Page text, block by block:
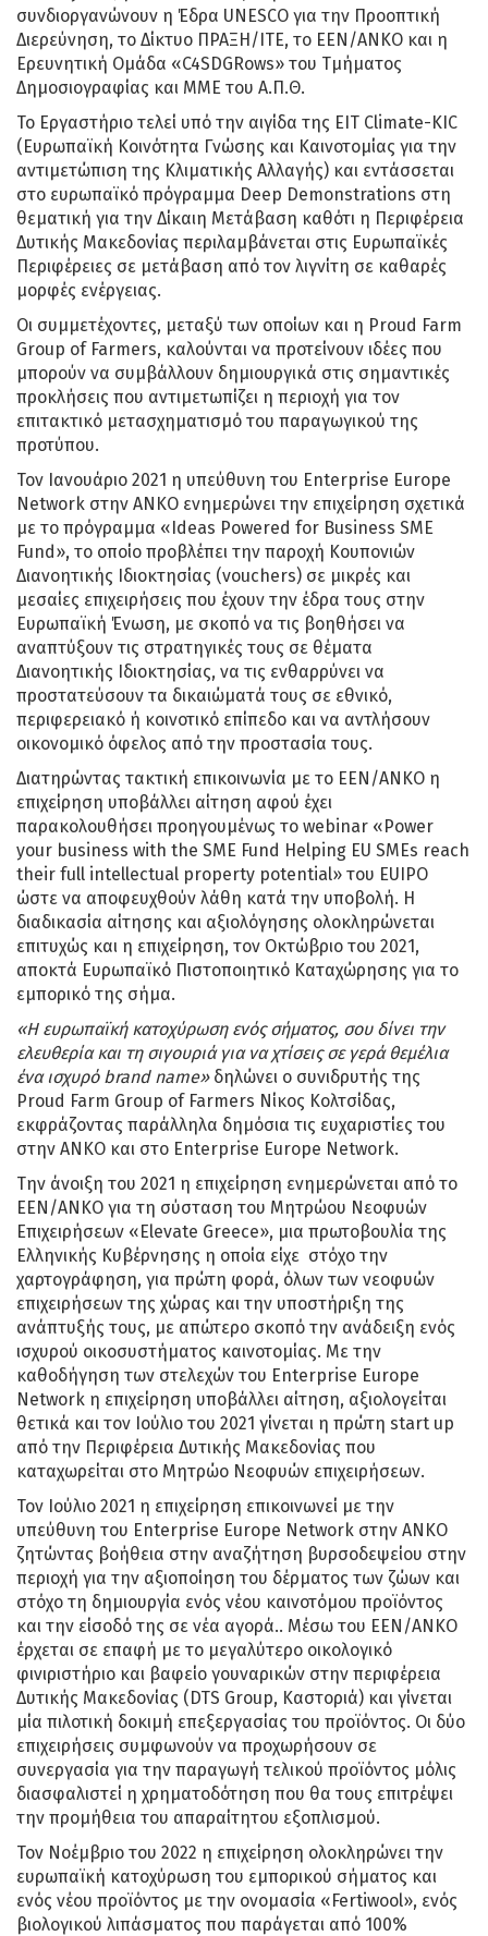
συνδιοργανώνουν η Έδρα UNESCO για την Προοπτική
Διερεύνηση, το Δίκτυο ΠΡΑΞΗ/ΙΤΕ, το ΕΕΝ/ΑΝΚΟ και η
Ερευνητική Ομάδα «C4SDGRows» του Τμήματος
Δημοσιογραφίας και ΜΜΕ του Α.Π.Θ.
Το Εργαστήριο τελεί υπό την αιγίδα της EIT Climate-KIC
(Ευρωπαϊκή Κοινότητα Γνώσης και Καινοτομίας για την
αντιμετώπιση της Κλιματικής Αλλαγής) και εντάσσεται
στο ευρωπαϊκό πρόγραμμα Deep Demonstrations στη
θεματική για την Δίκαιη Μετάβαση καθότι η Περιφέρεια
Δυτικής Μακεδονίας περιλαμβάνεται στις Ευρωπαϊκές
Περιφέρειες σε μετάβαση από τον λιγνίτη σε καθαρές
μορφές ενέργειας.
Οι συμμετέχοντες, μεταξύ των οποίων και η Proud Farm
Group of Farmers, καλούνται να προτείνουν ιδέες που
μπορούν να συμβάλλουν δημιουργικά στις σημαντικές
προκλήσεις που αντιμετωπίζει η περιοχή για τον
επιτακτικό μετασχηματισμό του παραγωγικού της
προτύπου.
Τον Ιανουάριο 2021 η υπεύθυνη του Enterprise Europe
Network στην ΑΝΚΟ ενημερώνει την επιχείρηση σχετικά
με το πρόγραμμα «Ideas Powered for Business SME
Fund», το οποίο προβλέπει την παροχή Κουπονιών
Διανοητικής Ιδιοκτησίας (vouchers) σε μικρές και
μεσαίες επιχειρήσεις που έχουν την έδρα τους στην
Ευρωπαϊκή Ένωση, με σκοπό να τις βοηθήσει να
αναπτύξουν τις στρατηγικές τους σε θέματα
Διανοητικής Ιδιοκτησίας, να τις ενθαρρύνει να
προστατεύσουν τα δικαιώματά τους σε εθνικό,
περιφερειακό ή κοινοτικό επίπεδο και να αντλήσουν
οικονομικό όφελος από την προστασία τους.
Διατηρώντας τακτική επικοινωνία με το ΕΕΝ/ΑΝΚΟ η
επιχείρηση υποβάλλει αίτηση αφού έχει
παρακολουθήσει προηγουμένως το webinar «Power
your business with the SME Fund Helping EU SMEs reach
their full intellectual property potential» του EUIPO
ώστε να αποφευχθούν λάθη κατά την υποβολή. H
διαδικασία αίτησης και αξιολόγησης ολοκληρώνεται
επιτυχώς και η επιχείρηση, τον Οκτώβριο του 2021,
αποκτά Ευρωπαϊκό Πιστοποιητικό Καταχώρησης για το
εμπορικό της σήμα.
«Η ευρωπαϊκή κατοχύρωση ενός σήματος, σου δίνει την
ελευθερία και τη σιγουριά για να χτίσεις σε γερά θεμέλια
ένα ισχυρό brand name»δηλώνει ο συνιδρυτής της
Proud Farm Group of Farmers Νίκος Κολτσίδας,
εκφράζοντας παράλληλα δημόσια τις ευχαριστίες του
στην ΑΝΚΟ και στο Enterprise Europe Network.
Την άνοιξη του 2021 η επιχείρηση ενημερώνεται από το
ΕΕΝ/ΑΝΚΟ για τη σύσταση του Μητρώου Νεοφυών
Επιχειρήσεων «Elevate Greece», μια πρωτοβουλία της
Ελληνικής Κυβέρνησης η οποία είχε στόχο την
χαρτογράφηση, για πρώτη φορά, όλων των νεοφυών
επιχειρήσεων της χώρας και την υποστήριξη της
ανάπτυξής τους, με απώτερο σκοπό την ανάδειξη ενός
ισχυρού οικοσυστήματος καινοτομίας. Με την
καθοδήγηση των στελεχών του Enterprise Europe
Network η επιχείρηση υποβάλλει αίτηση, αξιολογείται
θετικά και τον Ιούλιο του 2021 γίνεται η πρώτη start up
από την Περιφέρεια Δυτικής Μακεδονίας που
καταχωρείται στο Μητρώο Νεοφυών επιχειρήσεων.
Τον Ιούλιο 2021 η επιχείρηση επικοινωνεί με την
υπεύθυνη του Enterprise Europe Network στην ΑΝΚΟ
ζητώντας βοήθεια στην αναζήτηση βυρσοδεψείου στην
περιοχή για την αξιοποίηση του δέρματος των ζώων και
στόχο τη δημιουργία ενός νέου καινοτόμου προϊόντος
και την είσοδό της σε νέα αγορά.. Μέσω του ΕΕΝ/ΑΝΚΟ
έρχεται σε επαφή με το μεγαλύτερο οικολογικό
φινιριστήριο και βαφείο γουναρικών στην περιφέρεια
Δυτικής Μακεδονίας (DTS Group, Καστοριά) και γίνεται
μία πιλοτική δοκιμή επεξεργασίας του προϊόντος. Οι δύο
επιχειρήσεις συμφωνούν να προχωρήσουν σε
συνεργασία για την παραγωγή τελικού προϊόντος μόλις
διασφαλιστεί η χρηματοδότηση που θα τους επιτρέψει
την προμήθεια του απαραίτητου εξοπλισμού.
Τον Νοέμβριο του 2022 η επιχείρηση ολοκληρώνει την
ευρωπαϊκή κατοχύρωση του εμπορικού σήματος και
ενός νέου προϊόντος με την ονομασία «Fertiwool», ενός
βιολογικού λιπάσματος που παράγεται από 100%